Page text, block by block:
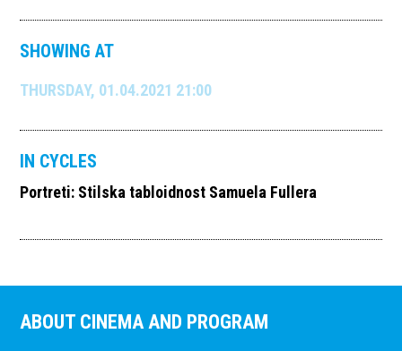
SHOWING AT
THURSDAY, 01.04.2021 21:00
IN CYCLES
Portreti: Stilska tabloidnost Samuela Fullera
ABOUT CINEMA AND PROGRAM